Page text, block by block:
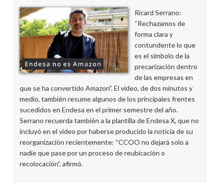
Ricard Serrano:
“Rechazamos de
forma clara y
contundente lo que
es el símbolo de la
precarización dentro
de las empresas en
que se ha convertido Amazon”. El vídeo, de dos minutos y
medio, también resume algunos de los principales frentes
sucedidos en Endesa en el primer semestre del año.
Serrano recuerda también a la plantilla de Endesa X, que no
incluyó en el vídeo por haberse producido la noticia de su
reorganización recientemente: “CCOO no dejará solo a
nadie que pase por un proceso de reubicación o
recolocación”, afirmó.